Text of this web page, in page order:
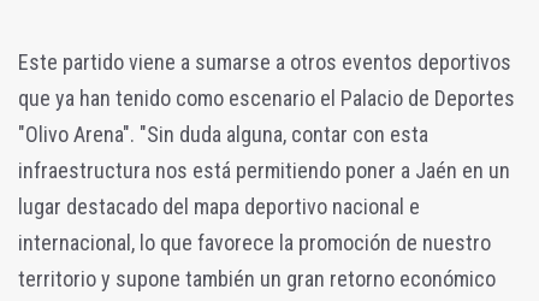
Este partido viene a sumarse a otros eventos deportivos
que ya han tenido como escenario el Palacio de Deportes
"Olivo Arena". "Sin duda alguna, contar con esta
infraestructura nos está permitiendo poner a Jaén en un
lugar destacado del mapa deportivo nacional e
internacional, lo que favorece la promoción de nuestro
territorio y supone también un gran retorno económico